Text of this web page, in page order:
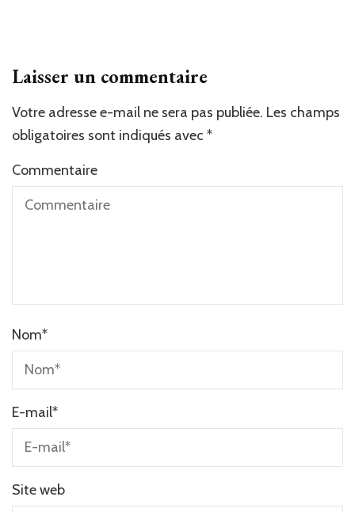
Laisser un commentaire
Votre adresse e-mail ne sera pas publiée. Les champs
obligatoires sont indiqués avec *
Commentaire
Nom*
E-mail*
Site web